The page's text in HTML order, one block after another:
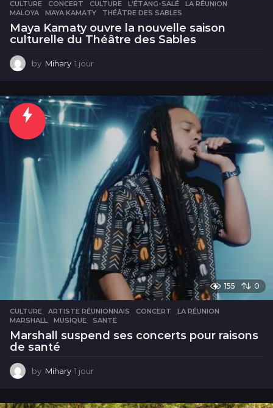
CULTURE CONCERT ,CULTURE ,L'ÉTANG-SALÉ ,LA RÉUNION
MALOYA
,MAYA KAMATY ,THÉÂTRE DES SABLES
Maya Kamaty ouvre la nouvelle saison
culturelle du Théâtre des Sables
by Mihary 1 jour
u
r
155 0
CULTURE ARTISTE RÉUNIONNAIS ,CONCERT ,LA RÉUNION
MARSHALL
,MUSIQUE ,SANTÉ
Marshall suspend ses concerts pour raisons
de santé
by Mihary 1 jour
u